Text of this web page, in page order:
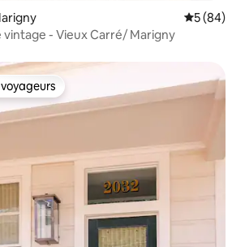
5 (84)
vintage - Vieux Carré/ Marigny
les plus appréciés